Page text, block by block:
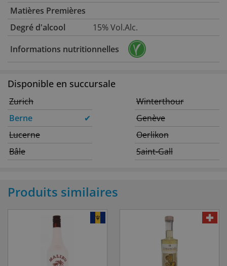
Matières Premières
Degré d'alcool
15% Vol.Alc.
Informations nutritionnelles
Disponible en succursale
Zurich
Berne
✔
Lucerne
Bâle
Winterthour
Genève
Oerlikon
Saint-Gall
Produits similaires